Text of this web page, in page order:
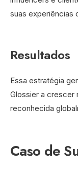
suas experiências
Resultados
Essa estratégia
Glossier a crescer
reconhecida
Caso de